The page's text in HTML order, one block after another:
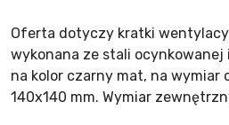
Oferta dotyczy kratki
wykonana ze stali ocynkowanej
na kolor czarny mat, na
140x140 mm. Wymiar